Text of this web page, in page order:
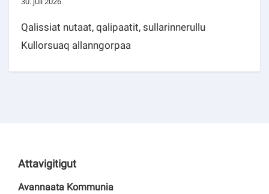
Qalissiat nutaat, qalipaatit, sullarinnerullu
Kullorsuaq allanngorpaa
Attavigitigut
Avannaata Kommunia